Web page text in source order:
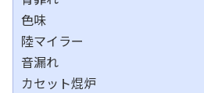
色味
陸マイラー
音漏れ
カセット焜炉